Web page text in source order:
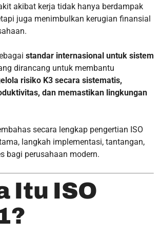
akibat kerja tidak hanya berdampak
juga menimbulkan kerugian finansial
standar internasional untuk sistem
dirancang untuk membantu
risiko K3 secara sistematis,
dan memastikan lingkungan
secara lengkap pengertian ISO
langkah implementasi, tantangan,
bagi perusahaan modern.
Itu ISO